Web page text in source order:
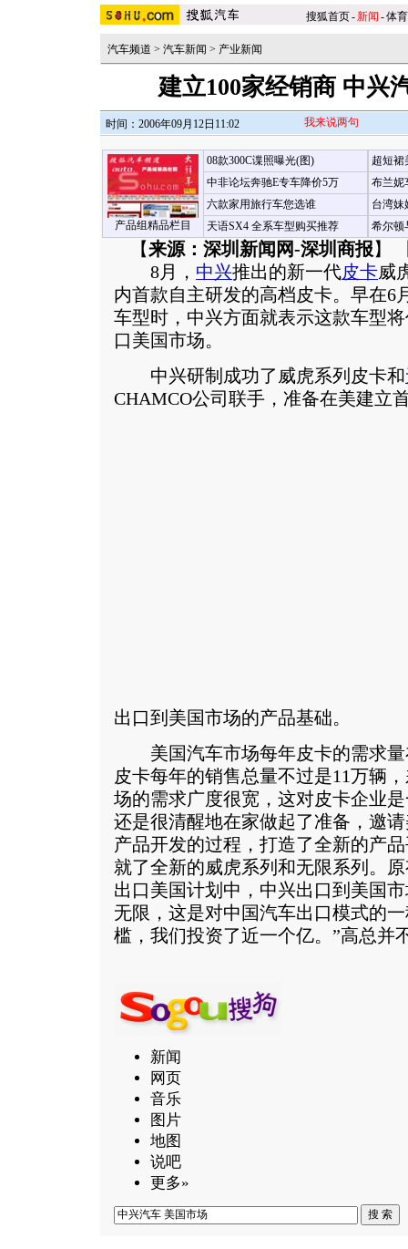
搜狐首页-新闻 -体育
汽车频道 > 汽车新闻 > 产业新闻
建立100家经销商 中兴
时间：2006年09月12日11:02 我来说两句
产品组精品栏目
08款300C谍照曝光(图)
中非论坛奔驰E专车降价5万
六款家用旅行车您选谁
天语SX4 全系车型购买推荐
超短裙
布兰妮
台湾妹
希尔顿
【来源：深圳新闻网-深圳商报 】
8月， 中兴推出的新一代皮卡威
内首款自主研发的高档皮卡。早在6
车型时，中兴方面就表示这款车型
口美国市场。
中兴研制成功了威虎系列皮卡和
CHAMCO公司联手，准备在美建立
出口到美国市场的产品基础。
美国汽车市场每年皮卡的需求量
皮卡每年的销售总量不过是11万辆
场的需求广度很宽，这对皮卡企业
还是很清醒地在家做起了准备，邀
产品开发的过程，打造了全新的产
就了全新的威虎系列和无限系列。
出口美国计划中，中兴出口到美国
无限，这是对中国汽车出口模式的
槛，我们投资了近一个亿。”高总并
新闻
网页
音乐
图片
地图
说吧
更多»